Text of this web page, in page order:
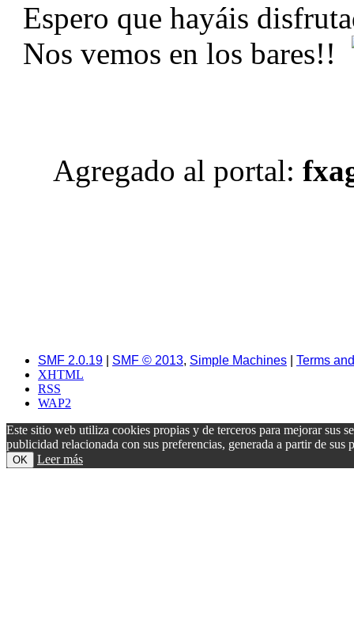
Espero que hayáis
Nos vemos en los bares!!
Agregado al portal:
SMF 2.0.19 SMF © 2013, Simple Machines
Terms
XHTML
RSS
WAP2
Este sitio web utiliza cookies propias y de terceros para mejorar sus
publicidad relacionada con sus preferencias, generada a partir de
OK Leer más